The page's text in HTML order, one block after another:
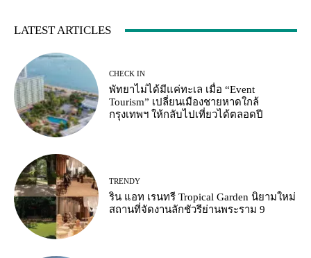
LATEST ARTICLES
CHECK IN
พัทยาไม่ได้มีแค่ทะเล เมื่อ “Event
Tourism” เปลี่ยนเมืองชายหาดใกล้
กรุงเทพฯ ให้กลับไปเที่ยวได้ตลอดปี
TRENDY
ริน แอท เรนทรี Tropical Garden นิยามใหม่
สถานที่จัดงานลักชัวรีย่านพระราม 9